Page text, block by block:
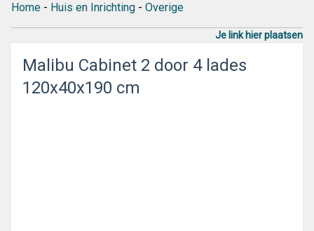
Home - Huis en Inrichting - Overige
Je link hier plaatsen
Malibu Cabinet 2 door 4 lades
120x40x190 cm